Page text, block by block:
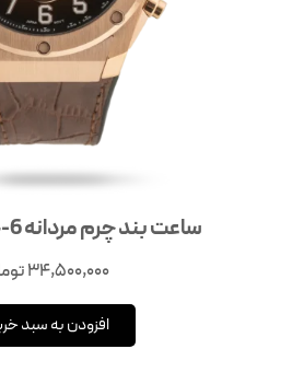
ساعت بند چرم مردانه Laxmi 8554-6
34,500,000تومان
افزودن به سبد خرید